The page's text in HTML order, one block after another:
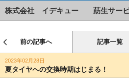
株式会社 イデキュー 莇生サービ
前の記事へ 記事一覧
2023年02月28日
夏タイヤへの交換時期はじまる！